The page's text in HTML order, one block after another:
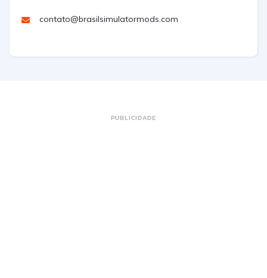
contato@brasilsimulatormods.com
PUBLICIDADE